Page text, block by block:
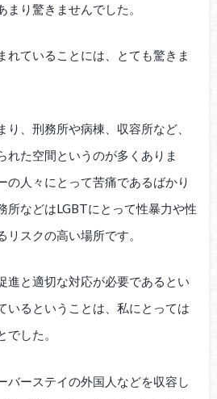
り驚きませんでした。
れていることには、とても驚きま
り、刑務所や病棟、収容所など、
れた空間というのが多くありま
の人々にとって苦痛であるばかり
所などはLGBTにとって性暴力や性
スクの高い場所です。
進と適切な対応が必要であるとい
いるということは、私にとっては
した。
バーステイの外国人などを収容し